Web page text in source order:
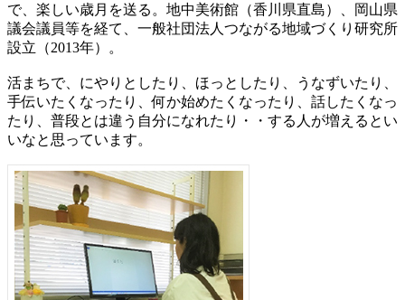
で、楽しい歳月を送る。地中美術館（香川県直島）、岡山県
議会議員等を経て、一般社団法人つながる地域づくり研究所
設立（2013年）。
活まちで、にやりとしたり、ほっとしたり、うなずいたり、
手伝いたくなったり、何か始めたくなったり、話したくなっ
たり、普段とは違う自分になれたり・・する人が増えるとい
いなと思っています。